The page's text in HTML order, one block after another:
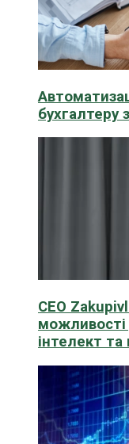
бухгалтеру
CEO
можливості
інтелект